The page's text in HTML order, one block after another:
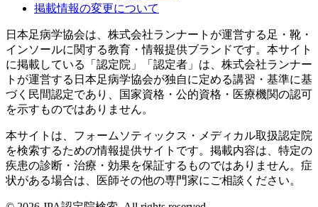
掲載情報の変更について
日本足病学協会は、株式会社ランナートが運営する足・靴・
インソールに関する教育・情報提供ブランドです。本サイト
に掲載している「認定院」「認定者」は、株式会社ランナー
トが運営する日本足病学協会が独自に定める講習・基準に基
づく民間認定であり、国家資格・公的資格・医療機関の認可
を示すものではありません。
本サイトは、フォームソティックス・メディカル取扱認定院
を検索するための情報提供サイトです。掲載内容は、特定の
疾患の診断・治療・効果を保証するものではありません。症
状がある場合は、医師その他の専門家にご相談ください。